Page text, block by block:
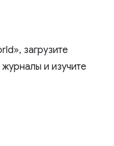
загрузите
и изучите